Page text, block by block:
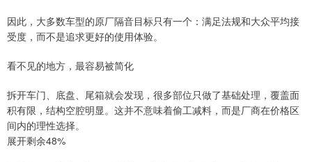
因此，大多数车型的原厂隔音目标只有一个：满足法规和大众平均接
受度，而不是追求更好的使用体验。
看不见的地方，最容易被简化
拆开车门、底盘、尾箱就会发现，很多部位只做了基础处理，覆盖面
积有限，结构空腔明显。这并不意味着偷工减料，而是厂商在价格区
间内的理性选择。
展开剩余48%